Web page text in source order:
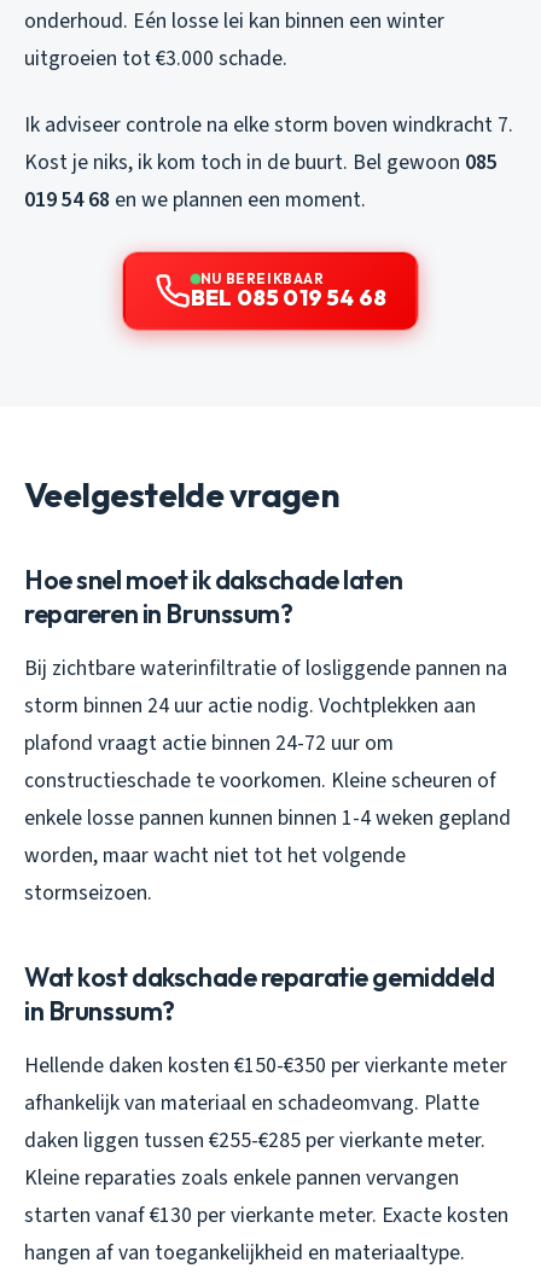
onderhoud. Eén losse lei kan binnen een winter
uitgroeien tot €3.000 schade.
Ik adviseer controle na elke storm boven windkracht 7.
Kost je niks, ik kom toch in de buurt. Bel gewoon 085
019 54 68 en we plannen een moment.
NU BEREIKBAAR
BEL 085 019 54 68
Veelgestelde vragen
Hoe snel moet ik dakschade laten
repareren in Brunssum?
Bij zichtbare waterinfiltratie of losliggende pannen na
storm binnen 24 uur actie nodig. Vochtplekken aan
plafond vraagt actie binnen 24-72 uur om
constructieschade te voorkomen. Kleine scheuren of
enkele losse pannen kunnen binnen 1-4 weken gepland
worden, maar wacht niet tot het volgende
stormseizoen.
Wat kost dakschade reparatie gemiddeld
in Brunssum?
Hellende daken kosten €150-€350 per vierkante meter
afhankelijk van materiaal en schadeomvang. Platte
daken liggen tussen €255-€285 per vierkante meter.
Kleine reparaties zoals enkele pannen vervangen
starten vanaf €130 per vierkante meter. Exacte kosten
hangen af van toegankelijkheid en materiaaltype.